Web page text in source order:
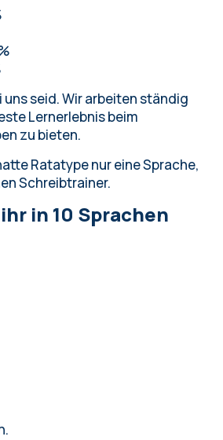
uns seid. Wir arbeiten ständig
Lernerlebnis beim
zu bieten.
Ratatype nur eine Sprache,
Schreibtrainer.
in 10 Sprachen